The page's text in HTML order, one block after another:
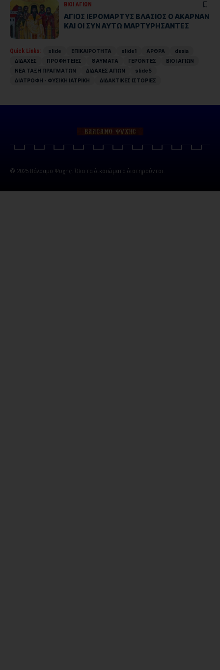
ΒΙΟΙ ΑΓΙΩΝ
ΑΓΙΟΣ ΙΕΡΟΜΑΡΤΥΣ ΒΛΑΣΙΟΣ Ο ΑΚΑΡΝΑΝ
ΚΑΙ ΟΙ ΣΥΝ ΑΥΤΩ ΜΑΡΤΥΡΗΣΑΝΤΕΣ
Quick Links: slide ΕΠΙΚΑΙΡΟΤΗΤΑ slide1 ΑΡΘΡΑ
dexia
ΔΙΔΑΧΕΣ
ΠΡΟΦΗΤΕΙΕΣ ΘΑΥΜΑΤΑ ΓΕΡΟΝΤΕΣ
ΒΙΟΙ ΑΓΙΩΝ
ΝΕΑ ΤΑΞΗ ΠΡΑΓΜΑΤΩΝ
ΔΙΔΑΧΕΣ ΑΓΙΩΝ
slide5
ΔΙΑΤΡΟΦΗ - ΦΥΣΙΚΗ ΙΑΤΡΙΚΗ
ΔΙΔΑΚΤΙΚΕΣ ΙΣΤΟΡΙΕΣ
© 2025 Βάλσαμο Ψυχής. Όλα τα δικαιώματα διατηρούνται.